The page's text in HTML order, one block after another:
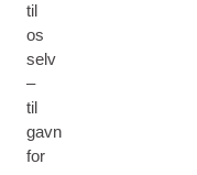
til
os
selv
–
til
gavn
for